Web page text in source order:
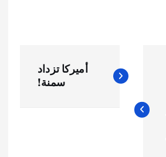
أميركا تزداد
سمنة!